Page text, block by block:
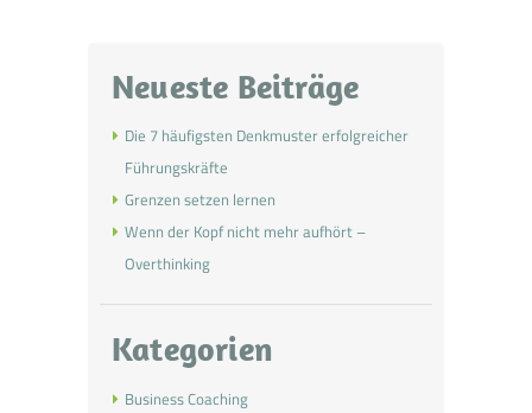
Neueste Beiträge
Die 7 häufigsten Denkmuster erfolgreicher
Führungskräfte
Grenzen setzen lernen
Wenn der Kopf nicht mehr aufhört –
Overthinking
Kategorien
Business Coaching